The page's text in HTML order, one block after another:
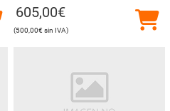
605,00€
500,00€